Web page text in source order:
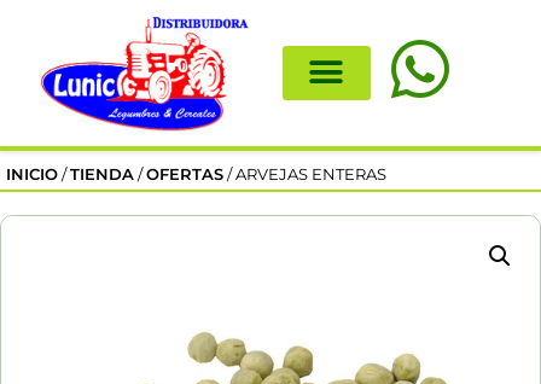
INICIO /TIENDA /OFERTAS / ARVEJAS ENTERAS